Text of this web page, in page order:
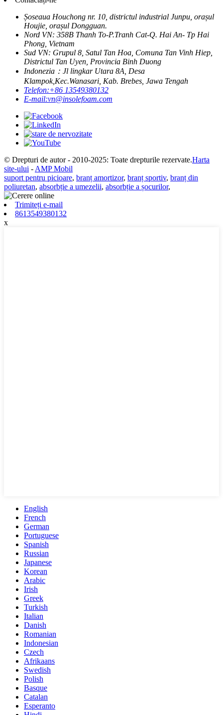
Șoseaua Houchong nr. 10, districtul industrial Junpu, orașul
Houjie, orașul Dongguan.
Nord VN: 358B Thanh To-P.Tranh Cat-Q. Hai An- Tp Hai
Phong, Vietnam
Sud VN: Grupul 8, Satul Tan Hoa, Comuna Tan Vinh Hiep,
Districtul Tan Uyen, Provincia Binh Duong
Indonezia：Jl lingkar Utara 8A, Desa
Klampok,Kec.Wanasari, Kab. Brebes, Jawa Tengah
Telefon:+86 13549380132
E-mail:vn@insolefoam.com
© Drepturi de autor - 2010-2025: Toate drepturile rezervate.Harta
site-ului - AMP Mobil
suport pentru picioare, branț amortizor, branț sportiv, branț din
poliuretan, absorbție a umezelii, absorbție a șocurilor,
Trimiteți e-mail
8613549380132
x
English
French
German
Portuguese
Spanish
Russian
Japanese
Korean
Arabic
Irish
Greek
Turkish
Italian
Danish
Romanian
Indonesian
Czech
Afrikaans
Swedish
Polish
Basque
Catalan
Esperanto